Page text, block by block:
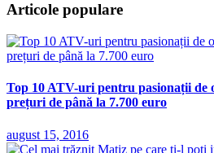
Articole populare
Top 10 ATV-uri pentru pasionații de
prețuri de până la 7.700 euro
august 15, 2016